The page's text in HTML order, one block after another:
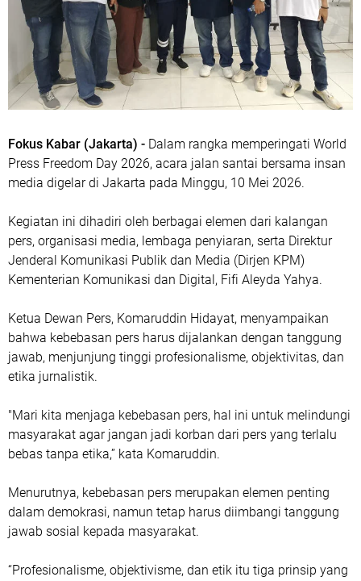
Fokus Kabar (Jakarta) - Dalam rangka memperingati World
Press Freedom Day 2026, acara jalan santai bersama insan
media digelar di Jakarta pada Minggu, 10 Mei 2026.
Kegiatan ini dihadiri oleh berbagai elemen dari kalangan
pers, organisasi media, lembaga penyiaran, serta Direktur
Jenderal Komunikasi Publik dan Media (Dirjen KPM)
Kementerian Komunikasi dan Digital, Fifi Aleyda Yahya.
Ketua Dewan Pers, Komaruddin Hidayat, menyampaikan
bahwa kebebasan pers harus dijalankan dengan tanggung
jawab, menjunjung tinggi profesionalisme, objektivitas, dan
etika jurnalistik.
"Mari kita menjaga kebebasan pers, hal ini untuk melindungi
masyarakat agar jangan jadi korban dari pers yang terlalu
bebas tanpa etika,” kata Komaruddin.
Menurutnya, kebebasan pers merupakan elemen penting
dalam demokrasi, namun tetap harus diimbangi tanggung
jawab sosial kepada masyarakat.
“Profesionalisme, objektivisme, dan etik itu tiga prinsip yang